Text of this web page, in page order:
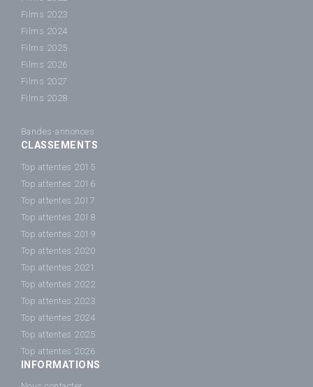
Films 2023
Films 2024
Films 2025
Films 2026
Films 2027
Films 2028
Bandes-annonces
CLASSEMENTS
Top attentes 2015
Top attentes 2016
Top attentes 2017
Top attentes 2018
Top attentes 2019
Top attentes 2020
Top attentes 2021
Top attentes 2022
Top attentes 2023
Top attentes 2024
Top attentes 2025
Top attentes 2026
INFORMATIONS